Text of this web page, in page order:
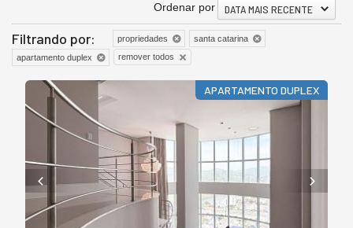
Ordenar por DATA MAIS RECENTE
Filtrando por: propriedades
santa catarina
apartamento duplex
remover todos
APARTAMENTO DUPLEX